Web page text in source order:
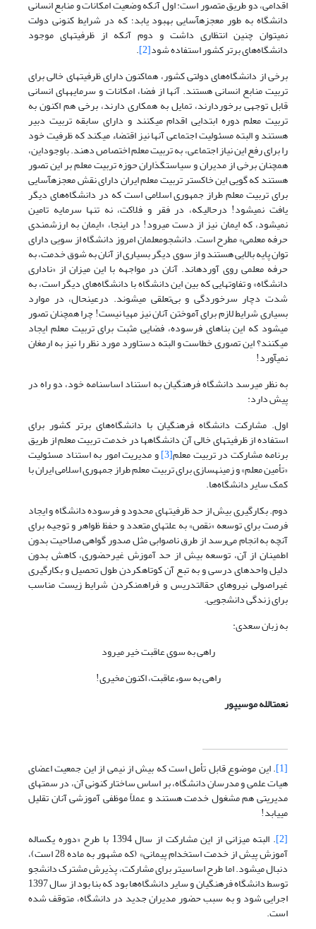
اقدامی، دو طریق متصور است: اول آنکه وضعیت امکانات و منابع انسانی
دانشگاه به طور معجزه‎آسایی بهبود یابد؛ که در شرایط کنونی دولت
نمی‎توان چنین انتظاری داشت و دوم آنکه از ظرفیت‎های موجود
دانشگاه‌های برتر کشور استفاده شود[2]
.
برخی از دانشگاه‌های دولتی کشور، هم‎اکنون دارای ظرفیت‏های خالی برای
تربیت منابع انسانی هستند. آنها از فضا، امکانات و سرمایه‎های انسانی
قابل توجهی برخوردارند، تمایل به همکاری دارند، برخی هم اکنون به
تربیت معلم دوره ابتدایی اقدام می‏کنند و دارای سابقه تربیت دبیر
هستند و البته مسئولیت اجتماعی آنها نیز اقتضاء می‎کند که ظرفیت خود
را برای رفع این نیاز اجتماعی، به تربیت معلم اختصاص دهند. باوجوداین،
همچنان برخی از مدیران و سیاست‎گذاران حوزه تربیت معلم بر این تصور
هستند که گویی این خاکستر تربیت معلم ایران دارای نقش معجزه‎آسایی
برای تربیت معلم طراز جمهوری اسلامی است که در دانشگاه‌های دیگر
یافت نمی‏شود! درحالیکه، در فقر و فلاکت، نه تنها سرمایه تامین
نمی‎شود، که ایمان نیز از دست می‎رود! در اینجا، «ایمان به ارزشمندی
حرفه معلمی» مطرح است. دانشجومعلمان امروز دانشگاه از سویی دارای
توان پایه بالایی هستند و از سوی دیگر بسیاری از آنان به شوق خدمت، به
حرفه معلمی روی آورده‎اند. آنان در مواجهه با این میزان از «ناداری
دانشگاه» و تفاوت‏هایی که بین این دانشگاه با دانشگاه‌های دیگر است، به
شدت دچار سرخوردگی و بی‌تعلقی می‎شوند. درعین‎حال، در موارد
بسیاری شرایط لازم برای آموختن آنان نیز مهیا نیست! چرا همچنان تصور
می‎شود که این بناهای فرسوده، فضایی مثبت برای تربیت معلم ایجاد
می‎کنند؟ این تصوری خطاست و البته دستاورد مورد نظر را نیز به ارمغان
نمی‎آورد!
به نظر می‏رسد دانشگاه فرهنگیان به استناد اساسنامه خود، دو راه در
پیش دارد:
اول. مشارکت دانشگاه فرهنگیان با دانشگاه‌های برتر کشور برای
استفاده از ظرفیت‎های خالی آن دانشگاهها در خدمت تربیت معلم از طریق
برنامه مشارکت در تربیت معلم[3] و مدیریت امور به استناد مسئولیت
«تأمین معلم» و زمینه‎سازی برای تربیت معلم طراز جمهوری اسلامی ایران با
کمک سایر دانشگاه‌ها.
دوم. بکارگیری بیش از حد ظرفیت‎های محدود و فرسوده دانشگاه و ایجاد
فرصت برای توسعه «نقص» به علت‎های متعدد و حفظ ظواهر و توجیه برای
آنچه به انجام می‌رسد از طرق ناصوابی مثل صدور گواهی صلاحیت بدون
اطمینان از آن، توسعه بیش از حد آموزش غیرحضوری، کاهش بدون
دلیل واحدهای درسی و به تبع آن کوتاه‏کردن طول تحصیل و بکارگیری
غیراصولی نیروهای حق‎التدریس و فراهم‎نکردن شرایط زیست مناسب
برای زندگی دانشجویی.
به زبان سعدی:
راهی به سوی عاقبت خیر می‎رود
راهی به سوءعاقبت، اکنون مخیری!
نعمت‎الله موسی‎پور
[1] . این موضوع قابل تأمل است که بیش از نیمی از این جمعیت اعضای
هیات علمی و مدرسان دانشگاه، بر اساس ساختار کنونی آن، در سمت‎های
مدیریتی هم مشغول خدمت هستند و عملاً موظفی آموزشی آنان تقلیل
می‎یابد!
[2]
. البته میزانی از این مشارکت از سال 1394 با طرح «دوره یکساله
آموزش پیش از خدمت استخدام پیمانی» (که مشهور به ماده 28 است)،
دنبال می‎شود. اما طرح اساسی‎تر برای مشارکت، پذیرش مشترک دانشجو
توسط دانشگاه فرهنگیان و سایر دانشگاه‌ها بود که بنا بود از سال 1397
اجرایی شود و به سبب حضور مدیران جدید در دانشگاه، متوقف شده
است.